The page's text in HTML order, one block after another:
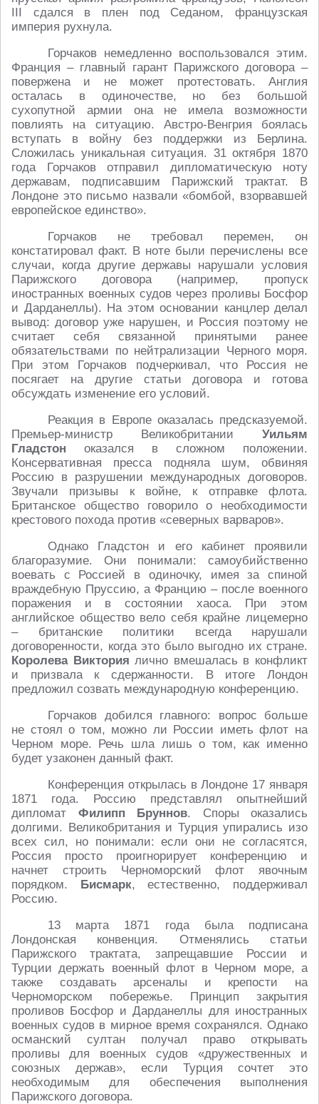
III сдался в плен под Седаном, французская
империя рухнула.
Горчаков немедленно воспользовался этим.
Франция – главный гарант Парижского договора –
повержена и не может протестовать. Англия
осталась в одиночестве, но без большой
сухопутной армии она не имела возможности
повлиять на ситуацию. Австро-Венгрия боялась
вступать в войну без поддержки из Берлина.
Сложилась уникальная ситуация. 31 октября 1870
года Горчаков отправил дипломатическую ноту
державам, подписавшим Парижский трактат. В
Лондоне это письмо назвали «бомбой, взорвавшей
европейское единство».
Горчаков не требовал перемен, он
констатировал факт. В ноте были перечислены все
случаи, когда другие державы нарушали условия
Парижского договора (например, пропуск
иностранных военных судов через проливы Босфор
и Дарданеллы). На этом основании канцлер делал
вывод: договор уже нарушен, и Россия поэтому не
считает себя связанной принятыми ранее
обязательствами по нейтрализации Черного моря.
При этом Горчаков подчеркивал, что Россия не
посягает на другие статьи договора и готова
обсуждать изменение его условий.
Реакция в Европе оказалась предсказуемой.
Премьер-министр Великобритании Уильям
Гладстон оказался в сложном положении.
Консервативная пресса подняла шум, обвиняя
Россию в разрушении международных договоров.
Звучали призывы к войне, к отправке флота.
Британское общество говорило о необходимости
крестового похода против «северных варваров».
Однако Гладстон и его кабинет проявили
благоразумие. Они понимали: самоубийственно
воевать с Россией в одиночку, имея за спиной
враждебную Пруссию, а Францию – после военного
поражения и в состоянии хаоса. При этом
английское общество вело себя крайне лицемерно
– британские политики всегда нарушали
договоренности, когда это было выгодно их стране.
Королева Виктория лично вмешалась в конфликт
и призвала к сдержанности. В итоге Лондон
предложил созвать международную конференцию.
Горчаков добился главного: вопрос больше
не стоял о том, можно ли России иметь флот на
Черном море. Речь шла лишь о том, как именно
будет узаконен данный факт.
Конференция открылась в Лондоне 17 января
1871 года. Россию представлял опытнейший
дипломат Филипп Бруннов. Споры оказались
долгими. Великобритания и Турция упирались изо
всех сил, но понимали: если они не согласятся,
Россия просто проигнорирует конференцию и
начнет строить Черноморский флот явочным
порядком. Бисмарк, естественно, поддерживал
Россию.
13 марта 1871 года была подписана
Лондонская конвенция. Отменялись статьи
Парижского трактата, запрещавшие России и
Турции держать военный флот в Черном море, а
также создавать арсеналы и крепости на
Черноморском побережье. Принцип закрытия
проливов Босфор и Дарданеллы для иностранных
военных судов в мирное время сохранялся. Однако
османский султан получал право открывать
проливы для военных судов «дружественных и
союзных держав», если Турция сочтет это
необходимым для обеспечения выполнения
Парижского договора.